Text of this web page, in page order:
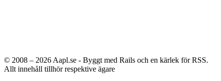
© 2008 – 2026 Aapl.se - Byggt med Rails och en kärlek för RSS.
Allt innehåll tillhör respektive ägare